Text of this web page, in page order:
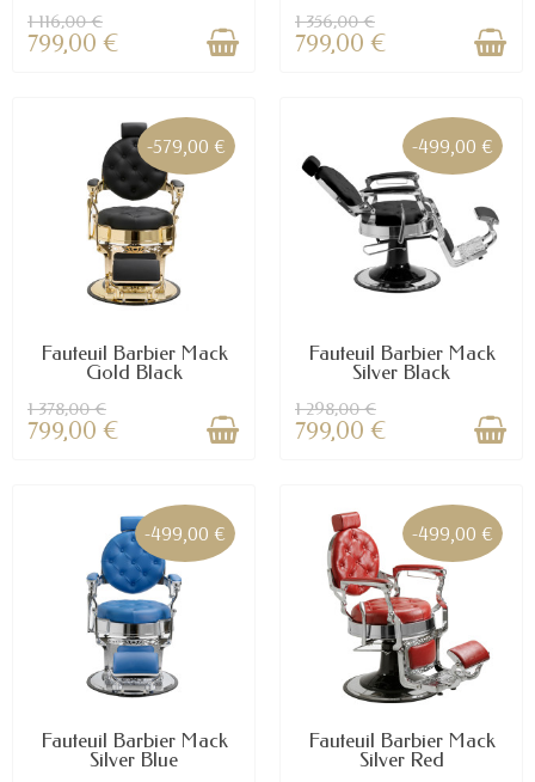
1 116,00 €
799,00 €
1 356,00 €
799,00 €
-579,00 €
Fauteuil Barbier Mack
Gold Black
1 378,00 €
799,00 €
-499,00 €
Fauteuil Barbier Mack
Silver Black
1 298,00 €
799,00 €
-499,00 €
Fauteuil Barbier Mack
Silver Blue
-499,00 €
Fauteuil Barbier Mack
Silver Red